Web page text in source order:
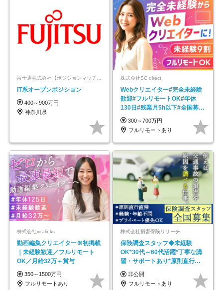
IT系オープンポジション
400～900万円
神奈川県
株式会社SC direct
Webクリエイター#完全未経験
歓迎#フルリモートOK#年休
130日#残業月5h以下#全国募集
#最大1年の研修
300～700万円
フルリモートあり
株式会社viralinks
動画編集クリエイター※初掲載
｜未経験歓迎／フルリモート
OK／月給32万＋賞与
350～1500万円
フルリモートあり
株式会社損害保険リサーチ
保険調査スタッフ◆未経験
OK*30代～60代活躍*丁寧な講
習・サポートあり*原則直行直
帰／全国募集・業務委託
非公開
フルリモートあり